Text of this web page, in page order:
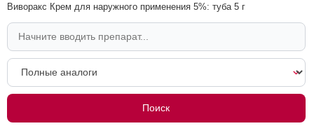
Виворакс Крем для наружного применения 5%: туба 5 г